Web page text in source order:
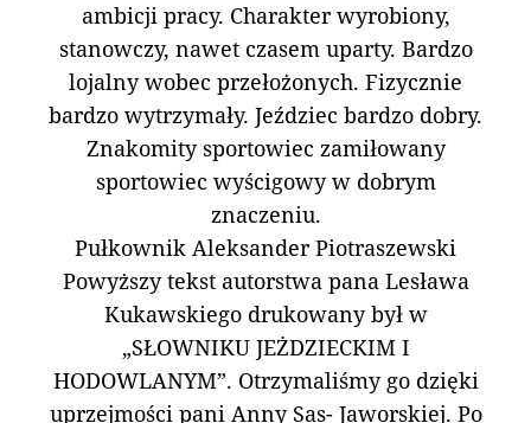
ambicji pracy. Charakter wyrobiony,
stanowczy, nawet czasem uparty. Bardzo
lojalny wobec przełożonych. Fizycznie
bardzo wytrzymały. Jeździec bardzo dobry.
Znakomity sportowiec zamiłowany
sportowiec wyścigowy w dobrym
znaczeniu.
Pułkownik Aleksander Piotraszewski
Powyższy tekst autorstwa pana Lesława
Kukawskiego drukowany był w
„SŁOWNIKU JEŻDZIECKIM I
HODOWLANYM”. Otrzymaliśmy go dzięki
uprzejmości pani Anny Sas- Jaworskiej. Po